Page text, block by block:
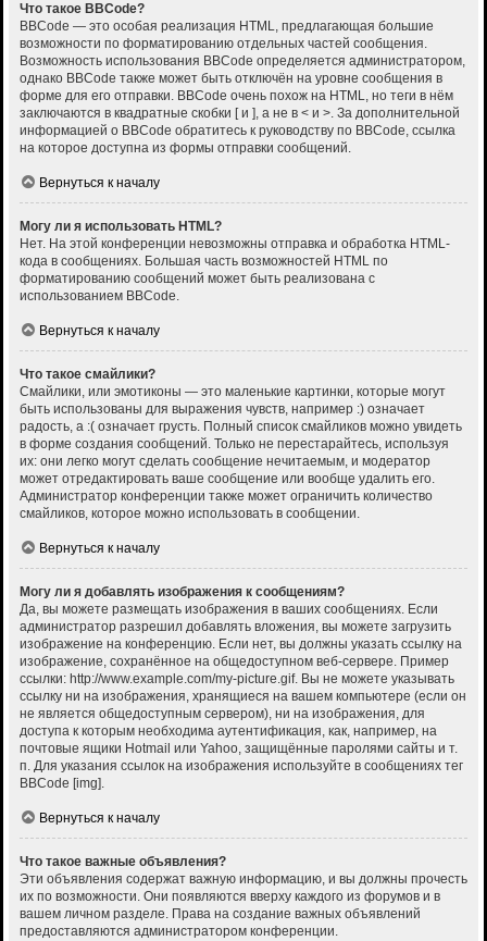
Что такое BBCode?
BBCode — это особая реализация HTML, предлагающая большие
возможности по форматированию отдельных частей сообщения.
Возможность использования BBCode определяется администратором,
однако BBCode также может быть отключён на уровне сообщения в
форме для его отправки. BBCode очень похож на HTML, но теги в нём
заключаются в квадратные скобки [ и ], а не в < и >. За дополнительной
информацией о BBCode обратитесь к руководству по BBCode, ссылка
на которое доступна из формы отправки сообщений.
Вернуться к началу
Могу ли я использовать HTML?
Нет. На этой конференции невозможны отправка и обработка HTML-
кода в сообщениях. Большая часть возможностей HTML по
форматированию сообщений может быть реализована с
использованием BBCode.
Вернуться к началу
Что такое смайлики?
Смайлики, или эмотиконы — это маленькие картинки, которые могут
быть использованы для выражения чувств, например :) означает
радость, а :( означает грусть. Полный список смайликов можно увидеть
в форме создания сообщений. Только не перестарайтесь, используя
их: они легко могут сделать сообщение нечитаемым, и модератор
может отредактировать ваше сообщение или вообще удалить его.
Администратор конференции также может ограничить количество
смайликов, которое можно использовать в сообщении.
Вернуться к началу
Могу ли я добавлять изображения к сообщениям?
Да, вы можете размещать изображения в ваших сообщениях. Если
администратор разрешил добавлять вложения, вы можете загрузить
изображение на конференцию. Если нет, вы должны указать ссылку на
изображение, сохранённое на общедоступном веб-сервере. Пример
ссылки: http://www.example.com/my-picture.gif. Вы не можете указывать
ссылку ни на изображения, хранящиеся на вашем компьютере (если он
не является общедоступным сервером), ни на изображения, для
доступа к которым необходима аутентификация, как, например, на
почтовые ящики Hotmail или Yahoo, защищённые паролями сайты и т.
п. Для указания ссылок на изображения используйте в сообщениях тег
BBCode [img].
Вернуться к началу
Что такое важные объявления?
Эти объявления содержат важную информацию, и вы должны прочесть
их по возможности. Они появляются вверху каждого из форумов и в
вашем личном разделе. Права на создание важных объявлений
предоставляются администратором конференции.